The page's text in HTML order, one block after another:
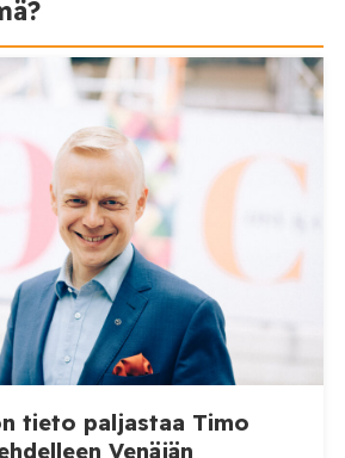
tieto paljastaa Timo
Venäjän